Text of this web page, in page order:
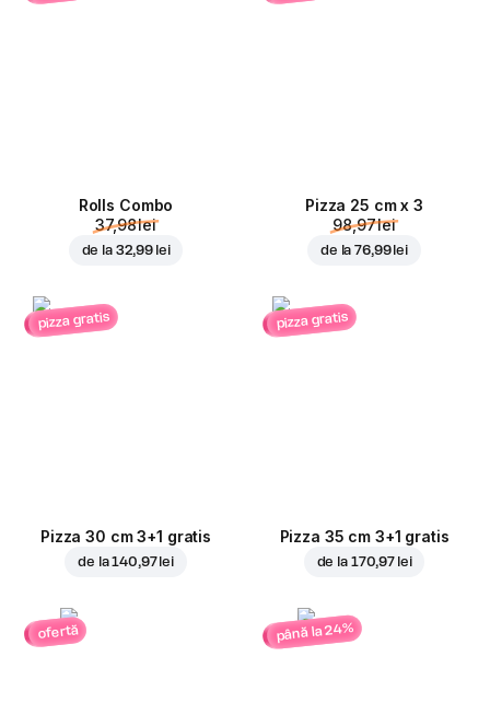
Rolls Combo
37,98 lei
de la 32,99 lei
Pizza 25 cm x 3
98,97 lei
de la76,99 lei
pizza gratis
Pizza 30 cm 3+1 gratis
de la140,97 lei
pizza gratis
Pizza 35 cm 3+1 gratis
de la 170,97 lei
ofertă până la 24%